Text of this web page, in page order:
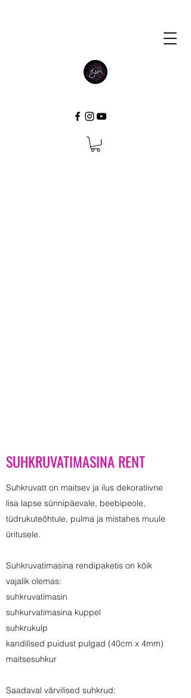
SUHKRUVATIMASINA RENT
​Suhkruvatt on maitsev ja ilus dekoratiivne
lisa lapse sünnipäevale, beebipeole,
tüdrukuteõhtule, pulma ja mistahes muule
üritusele.
Suhkruvatimasina rendipaketis on kõik
vajalik olemas:
suhkruvatimasin
suhkurvatimasina kuppel
suhkrukulp
kandilised puidust pulgad (40cm x 4mm)
maitsesuhkur
Saadaval värvilised suhkrud: